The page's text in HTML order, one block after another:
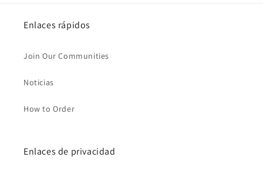
Enlaces rápidos
Join Our Communities
Noticias
How to Order
Enlaces de privacidad